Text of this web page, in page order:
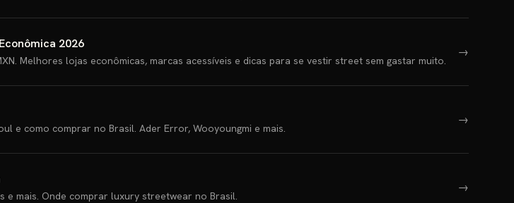
2026
Melhores lojas econômicas, marcas acessíveis e dicas para se vestir street sem gastar muito.
→
e como comprar no Brasil. Ader Error, Wooyoungmi e mais.
→
e mais. Onde comprar luxury streetwear no Brasil.
→